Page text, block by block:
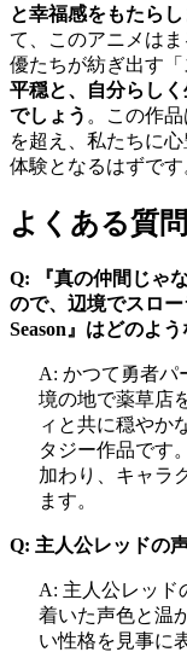
と幸福感をもたら
て、このアニメは
優たちが紡ぎ出す
平穏と、自分らし
でしょう 。この作品
を超え、私たちに
体験となるはずです
よくある質問
Q: 『真の仲間じゃ
ので、辺境でスロ
Season』はどのよ
A: かつて勇者パ
境の地で薬草店
ィと共に穏やか
タジー作品です
加わり、キャラ
ます。
Q: 主人公レッドの
A: 主人公レッド
着いた声色と温
い性格を見事に